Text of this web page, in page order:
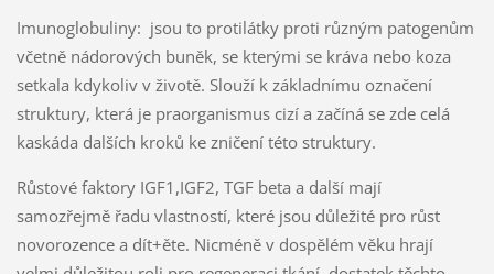
Imunoglobuliny: jsou to protilátky proti různým patogenům
včetně nádorových buněk, se kterými se kráva nebo koza
setkala kdykoliv v životě. Slouží k základnímu označení
struktury, která je praorganismus cizí a začíná se zde celá
kaskáda dalších kroků ke zničení této struktury.
Růstové faktory IGF1,IGF2, TGF beta a další mají
samozřejmě řadu vlastností, které jsou důležité pro růst
novorozence a dít+ěte. Nicméně v dospělém věku hrají